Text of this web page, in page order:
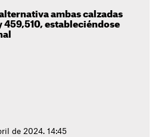
ambas calzadas
459,510, estableciéndose
de 2024. 14:45